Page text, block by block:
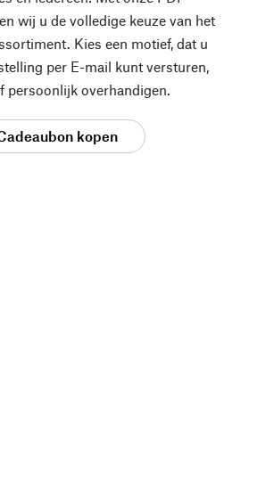
wij u de volledige keuze van het
Kies een motief, dat u
per E-mail kunt versturen,
persoonlijk overhandigen.
kopen